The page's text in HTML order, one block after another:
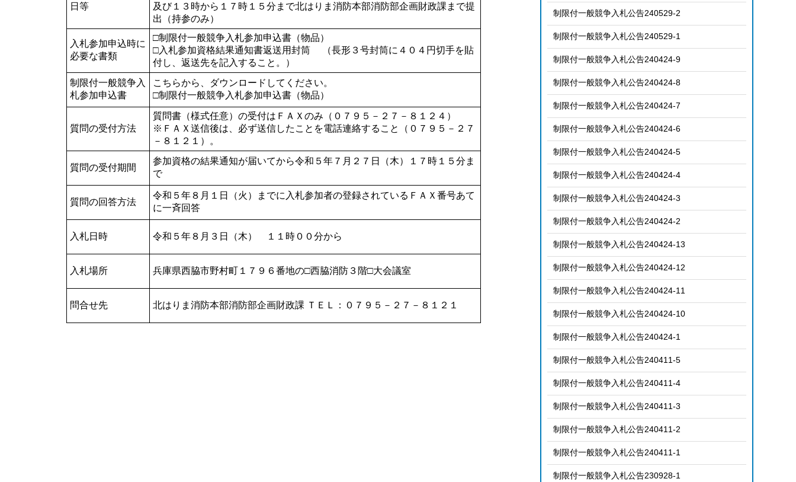
日等
及び１３時から１７時１５分まで北はりま消防本部消防部企画財政課まで提
出（持参のみ）
入札参加申込時に
必要な書類
□制限付一般競争入札参加申込書（物品）
□入札参加資格結果通知書返送用封筒 （長形３号封筒に４０４円切手を貼
付し、返送先を記入すること。）
制限付一般競争入
札参加申込書
こちらから、ダウンロードしてください。
□制限付一般競争入札参加申込書（物品）
質問の受付方法
質問書（様式任意）の受付はＦＡＸのみ（０７９５－２７－８１２４）
※ＦＡＸ送信後は、必ず送信したことを電話連絡すること（０７９５－２７
－８１２１）。
質問の受付期間
参加資格の結果通知が届いてから令和５年７月２７日（木）１７時１５分ま
で
質問の回答方法
令和５年８月１日（火）までに入札参加者の登録されているＦＡＸ番号あて
に一斉回答
入札日時 令和５年８月３日（木） １１時００分から
入札場所 兵庫県西脇市野村町１７９６番地の□西脇消防３階□大会議室
問合せ先 北はりま消防本部消防部企画財政課 ＴＥＬ：０７９５－２７－８１２１
制限付一般競争入札公告240529-2
制限付一般競争入札公告240529-1
制限付一般競争入札公告240424-9
制限付一般競争入札公告240424-8
制限付一般競争入札公告240424-7
制限付一般競争入札公告240424-6
制限付一般競争入札公告240424-5
制限付一般競争入札公告240424-4
制限付一般競争入札公告240424-3
制限付一般競争入札公告240424-2
制限付一般競争入札公告240424-13
制限付一般競争入札公告240424-12
制限付一般競争入札公告240424-11
制限付一般競争入札公告240424-10
制限付一般競争入札公告240424-1
制限付一般競争入札公告240411-5
制限付一般競争入札公告240411-4
制限付一般競争入札公告240411-3
制限付一般競争入札公告240411-2
制限付一般競争入札公告240411-1
制限付一般競争入札公告230928-1